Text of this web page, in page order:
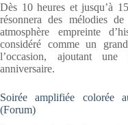
Dès 10 heures et jusqu’à
résonnera des mélodies
atmosphère empreinte
considéré comme un
l’occasion, ajoutant
anniversaire.
Soirée amplifiée colorée
(Forum)